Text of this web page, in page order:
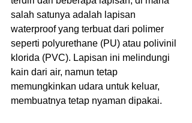
salah satunya adalah lapisan
waterproof yang terbuat dari polimer
seperti polyurethane (PU) atau polivinil
klorida (PVC). Lapisan ini melindungi
kain dari air, namun tetap
memungkinkan udara untuk keluar,
membuatnya tetap nyaman dipakai.